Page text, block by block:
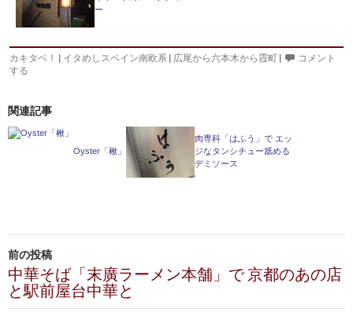
ー
カキタベ！ | イタめしスペイン南欧系 | 広尾から六本木から霞町 |
コメント
する
関連記事
Oyster「楸」
肉専科「はふう」で エッ
ジなタンシチュー舐める
デミソース
投
稿
ナ
前の投稿
中華そば「末廣ラーメン本舗」で 京都のあの店
と駅前屋台中華と